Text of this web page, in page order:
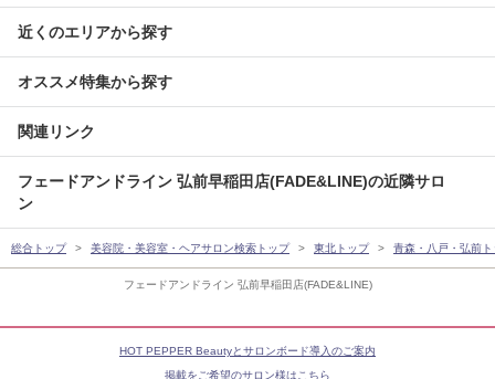
フェードアンドライン 弘前早稲田店(FADE&LINE)
近くのエリアから探す
オススメ特集から探す
関連リンク
フェードアンドライン 弘前早稲田店(FADE&LINE)の近隣サロ
ン
総合トップ 美容院・美容室・ヘアサロン検索トップ 東北トップ 青森・八戸・弘前ト
HOT PEPPER Beautyとサロンボード導入のご案内
掲載をご希望のサロン様はこちら